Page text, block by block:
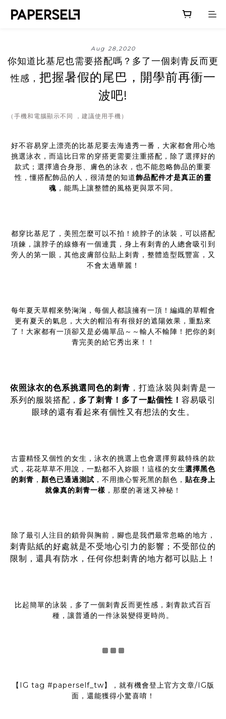
Aug 28,2020
你知道比基尼也需要搭配嗎？多了一個刺青反而更
性感， 把握暑假的尾巴，開學前再衝一
波吧!
（手機和電腦顯示不同 ，建議使用手機）
好不容易穿上漂亮的比基尼要去海邊秀一番，大家都會用心地
挑選泳衣，而這比日常的穿搭更需要注重搭配，除了選擇好的
款式；選擇適合身形、膚色的泳衣，也不能忽略飾品的重要
性，懂搭配飾品的人，很清楚的知道飾品配件才是真正的靈
魂，能馬上讓整體的風格更與眾不同。
都穿比基尼了，美照怎麼可以不拍！繞脖子的泳裝，可以搭配
項鍊，讓脖子的線條有一個連貫，身上有刺青的人總會吸引到
旁人的第一眼，其他皮膚部位貼上刺青，整體造型既豐富，又
不會太過華麗！
每年夏天草帽來勢洶洶，每個人都該擁有一頂！編織的草帽會
更有夏天的氣息，大大的帽沿有有很好的遮陽效果，重點來
了！大家都有一頂卻又是必備單品～～輸人不輸陣！把你的刺
青完美的給它秀出來！！
依照泳衣的色系挑選同色的刺青 ，打造泳裝與刺青是一
系列的服裝搭配， 多了刺青！多了一點個性！ 容易吸引
眼球的還有看起來有個性又有想法的女生。
古靈精怪又個性的女生，泳衣的挑選上也會選擇剪裁特殊的款
式，花花草草不用說，一點都不入妳眼！這樣的女生選擇黑色
的刺青 ， 顏色已通過測試 ，不用擔心誓死黑的顏色， 貼在身上
就像真的刺青一樣 ，那麼的著迷又神秘！
除了最引人注目的鎖骨與胸前，腳也是我們最常忽略的地方，
刺青貼紙的好處就是不受地心引力的影響；不受部位的
限制，還具有防水，任何你想刺青的地方都可以貼上！
比起簡單的泳裝，多了一個刺青反而更性感，刺青款式百百
種，讓普通的一件泳裝變得更時尚。
【IG tag #paperself_tw】，就有機會登上官方文章/IG版
面，還能獲得小驚喜唷！